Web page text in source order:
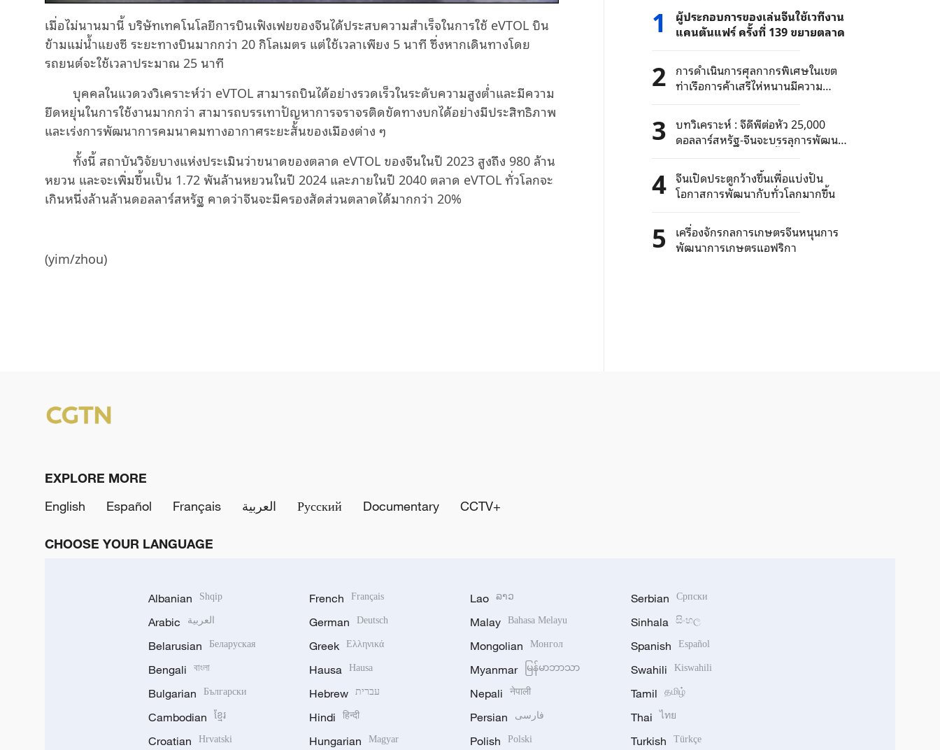
เมื่อไม่นานมานี้ บริษัทเทคโนโลยีการบินเฟิงเฟยของจีนได้ประสบความสำเร็จในการใช้ eVTOL บิน
ข้ามแม่น้ำแยงซี ระยะทางบินมากกว่า 20 กิโลเมตร แต่ใช้เวลาเพียง 5นาที ซึ่งหากเดินทางโดย
รถยนต์จะใช้เวลาประมาณ 25นาที
บุคคลในแวดวงวิเคราะห์ว่า eVTOL สามารถบินได้อย่างรวดเร็วในระดับความสูงต่ำและมีความ
ยืดหยุ่นในการใช้งานมากกว่า สามารถบรรเทาปัญหาการจราจรติดขัดทางบกได้อย่างมีประสิทธิภาพ
และเร่งการพัฒนาการคมนาคมทางอากาศระยะสั้นของเมืองต่าง ๆ
ทั้งนี้ สถาบันวิจัยบางแห่งประเมินว่าขนาดของตลาด eVTOL ของจีนในปี 2023 สูงถึง 980 ล้าน
หยวน และจะเพิ่มขึ้นเป็น 1.72 พันล้านหยวนในปี 2024 และภายในปี 2040 ตลาด eVTOL ทั่วโลกจะ
เกินหนึ่งล้านล้านดอลลาร์สหรัฐ คาดว่าจีนจะมีครองสัดส่วนตลาดได้มากกว่า 20%
(yim/zhou)
1
ผู้ประกอบการของเล่นจีนใช้เวทีงาน
แคนตันแฟร์ ครั้งที่ 139 ขยายตลาด
2 การดำเนินการศุลกากรพิเศษในเขต
ท่าเรือการค้าเสรีไห่หนานมีความ
สำคัญยิ่งต่อการเปิดประเทศของจีน
3 บทวิเคราะห์ : จีดีพีต่อหัว 25,000
ดอลลาร์สหรัฐ-จีนจะบรรลุการพัฒนา
แบบก้าวกระโดดอีกครั้งในปี 2035
4 จีนเปิดประตูกว้างขึ้นเพื่อแบ่งปัน
โอกาสการพัฒนากับทั่วโลกมากขึ้น
5
เครื่องจักรกลการเกษตรจีนหนุนการ
พัฒนาการเกษตรแอฟริกา
EXPLORE MORE
English
Español Français العربية Русский Documentary CCTV+
CHOOSE YOUR LANGUAGE
Albanian Shqip
Arabic العربية
Belarusian Беларуская
Bengali বাংলা
Bulgarian Български
Cambodian ខ្មែរ
Croatian Hrvatski
French Français
German Deutsch
Greek Ελληνικά
Hausa Hausa
Hebrew עברית
Hindi हिन्दी
Hungarian Magyar
Lao ລາວ
Malay Bahasa Melayu
Mongolian Монгол
Myanmar မြန်မာဘာသာ
Nepali नेपाली
Persian فارسی
Polish Polski
Serbian Српски
Sinhala සිංහල
Spanish Español
Swahili Kiswahili
Tamil தமிழ்
Thai ไทย
Turkish Türkçe